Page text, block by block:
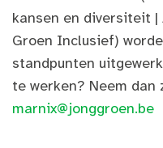
kansen en diversiteit
Groen Inclusief)
standpunten
te werken? Neem
marnix@jonggroen.be